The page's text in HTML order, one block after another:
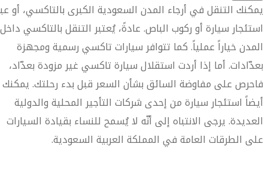
يمكنك التنقل في أرجاء المدن السعودية الكبرى بالتاكسي، أو
استئجار سيارة أو ركوب الباص. عادةً، يُعتبر التنقل بالتاكسي داخل
المدن خياراً عملياً. كما تتوافر سيارات تاكسي رسمية ومجهزة
بعدّادات. أما إذا أردت استقلال سيارة تاكسي غير مزودة بعدّاد،
فاحرص على مفاوضة السائق بشأن السعر قبل بدء رحلتك. يمكنك
أيضاً استئجار سيارة من إحدى شركات التأجير المحلية والدولية
العديدة. يرجى الانتباه إلى أنّه لا يُسمح للنساء بقيادة السيارات
على الطرقات العامة في المملكة العربية السعودية.